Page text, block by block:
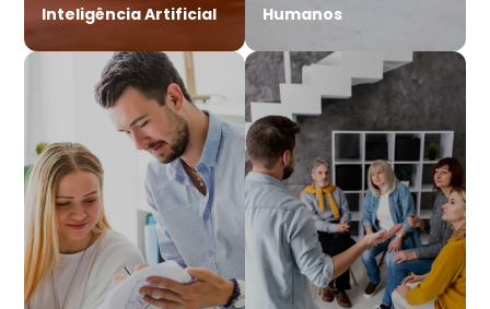
Inteligência Artificial
Humanos